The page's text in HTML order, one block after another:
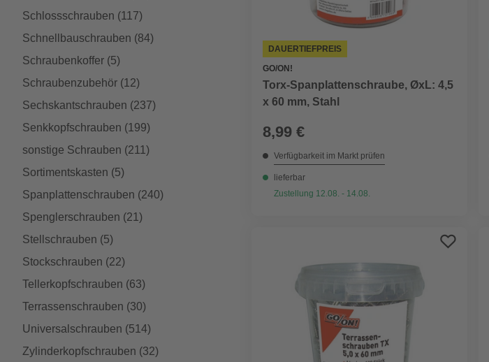
Schlossschrauben (117)
Schnellbauschrauben (84)
Schraubenkoffer (5)
Schraubenzubehör (12)
Sechskantschrauben (237)
Senkkopfschrauben (199)
sonstige Schrauben (211)
Sortimentskasten (5)
Spanplattenschrauben (240)
Spenglerschrauben (21)
Stellschrauben (5)
Stockschrauben (22)
Tellerkopfschrauben (63)
Terrassenschrauben (30)
Universalschrauben (514)
Zylinderkopfschrauben (32)
DAUERTIEFPREIS
GO/ON!
Torx-Spanplattenschraube, ØxL: 4,5
x 60 mm, Stahl
8,99 €
Verfügbarkeit im Markt prüfen
lieferbar
Zustellung 12.08. - 14.08.